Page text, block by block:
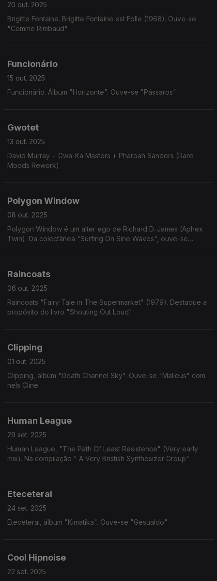
20 out. 2025
Brigitte Fontaine. Brigitte Fontaine est Folle (1968). Ouve-se
"Comme Rimbaud"
Funcionário
15 out. 2025
Funcionário. Álbum "Horizonte". Ouve-se "Pássaros"
Gwotet
13 out. 2025
David Murray + Gwa-Ka Masters + Pharoah Sanders (Rare
Moods Rework)
Polygon Window
08 out. 2025
Polygon Window é um alter ego de Richard D. James (Aphex
Twin). Da colectânea "Surfing On Sine Waves", ouve-se
Raincoats
06 out. 2025
Raincoats "Fairy Tale in The Supermarket" (1979). Destaque a
propósito do livro "Shouting Out Loud"
Clipping
01 out. 2025
Clipping, albúm "Death Channel Sky". Ouve-se "Malleus" com
nels Cline
Human League
29 set. 2025
Human League, "The Path Of Least Resistence" (Very early
mix). Na compilação " A Very Bristish Synthesizer Group"
Eteceteral
24 set. 2025
Eteceteral, álbum "Kimatika". Ouve-se "Gesualdo"
Cool Hipnoise
22 set. 2025